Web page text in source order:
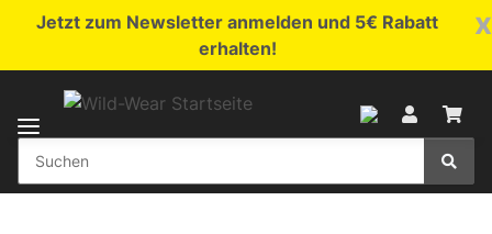
x
Jetzt zum Newsletter anmelden und 5€ Rabatt
erhalten!